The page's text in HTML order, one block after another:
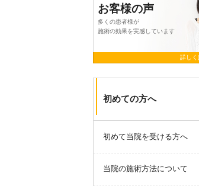
お客様の声
多くの患者様が
施術の効果を実感しています
詳しく
初めての方へ
初めて当院を受ける方へ
当院の施術方法について